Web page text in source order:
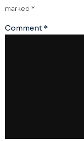
marked *
Comment*